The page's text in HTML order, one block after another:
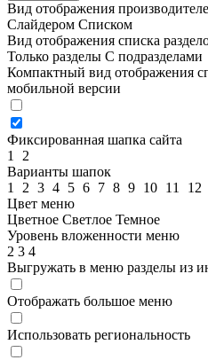
Вид отображения
Слайдером Списком
Вид отображения списка
Только разделы С подразделами
Компактный вид отображения
мобильной версии
Фиксированная шапка сайта
1
2
Варианты шапок
1
2 3 4 5 6 7 8 9 10 11 12
Цвет меню
Цветное Светлое Темное
Уровень вложенности меню
2 3 4
Выгружать в меню разделы из
Отображать большое меню
Использовать региональность